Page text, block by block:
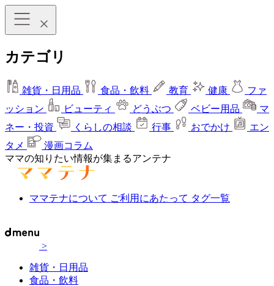
カテゴリ
雑貨・日用品 食品・飲料 教育 健康
ファ
ッション
ビューティ どうぶつ ベビー用品
マ
ネー・投資
くらしの相談 行事 おでかけ
エン
タメ
漫画コラム
ママの知りたい情報が集まるアンテナ
ママテナについて ご利用にあたって タグ一覧
>
雑貨・日用品
食品・飲料